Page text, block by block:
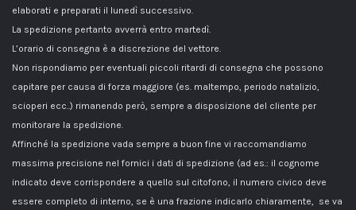
elaborati e preparati il lunedì successivo.
La spedizione pertanto avverrà entro martedì.
L’orario di consegna è a discrezione del vettore.
Non rispondiamo per eventuali piccoli ritardi di consegna che possono
capitare per causa di forza maggiore (es. maltempo, periodo natalizio,
scioperi ecc..) rimanendo però, sempre a disposizione del cliente per
monitorare la spedizione.
Affinché la spedizione vada sempre a buon fine vi raccomandiamo
massima precisione nel fornici i dati di spedizione (ad es.: il cognome
indicato deve corrispondere a quello sul citofono, il numero civico deve
essere completo di interno, se è una frazione indicarlo chiaramente, se va